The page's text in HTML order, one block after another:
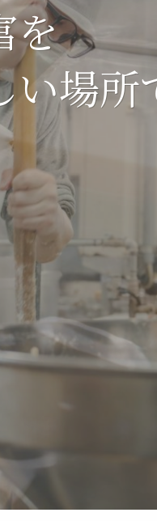
を
い場所
を
い場所
を
い場所